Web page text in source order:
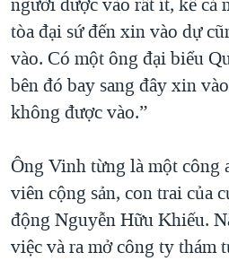
tòa đại sứ đến xin vào dự
vào. Có một ông đại biểu
bên đó bay sang đây xin
không được vào.”
Ông Vinh từng là một công
viên cộng sản, con trai của
động Nguyễn Hữu Khiếu.
việc và ra mở công ty thám